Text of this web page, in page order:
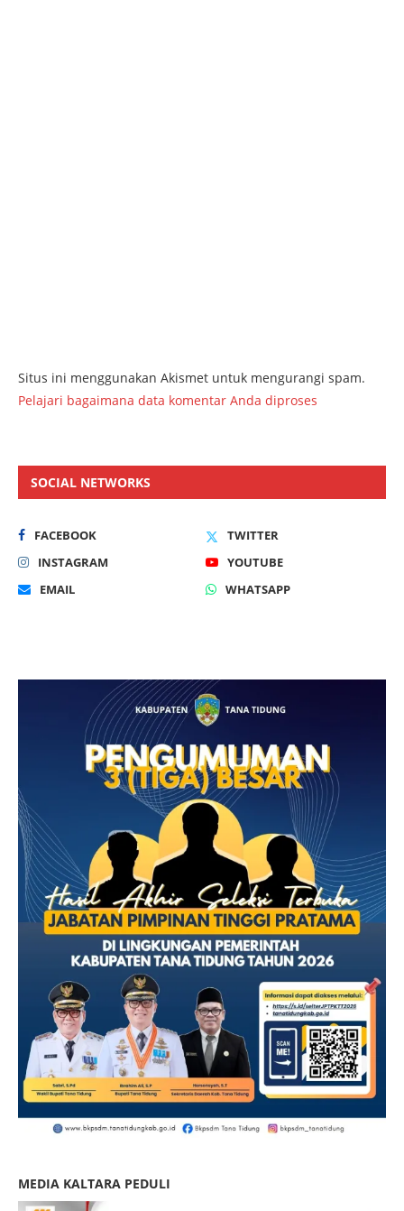
Situs ini menggunakan Akismet untuk mengurangi spam.
Pelajari bagaimana data komentar Anda diproses
SOCIAL NETWORKS
FACEBOOK
TWITTER
INSTAGRAM
YOUTUBE
EMAIL
WHATSAPP
MEDIA KALTARA PEDULI